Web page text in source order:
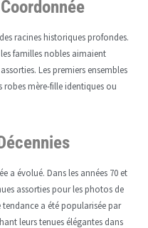
racines historiques profondes.
familles nobles aimaient
Les premiers ensembles
mère-fille identiques ou
a évolué. Dans les années 70 et
assorties pour les photos de
a été popularisée par
leurs tenues élégantes dans